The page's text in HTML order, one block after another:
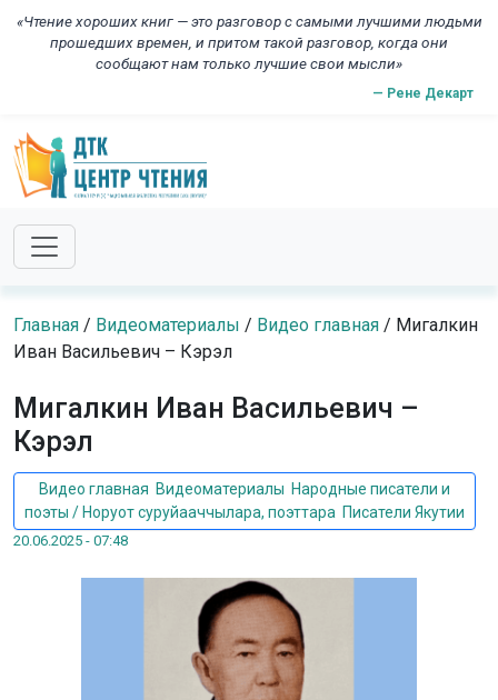
«Чтение хороших книг — это разговор с самыми лучшими людьми
прошедших времен, и притом такой разговор, когда они
сообщают нам только лучшие свои мысли»
— Рене Декарт
Skip to main content
Главная / Видеоматериалы / Видео главная / Мигалкин
Иван Васильевич – Кэрэл
Мигалкин Иван Васильевич –
Кэрэл
Видео главная Видеоматериалы Народные писатели и
поэты / Норуот суруйааччылара, поэттара Писатели Якутии
20.06.2025 - 07:48